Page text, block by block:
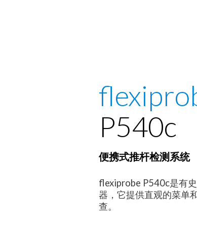
P540c
便携式推杆检测系统
flexiprobe P540c是有
器，它提供直观的菜单
查。